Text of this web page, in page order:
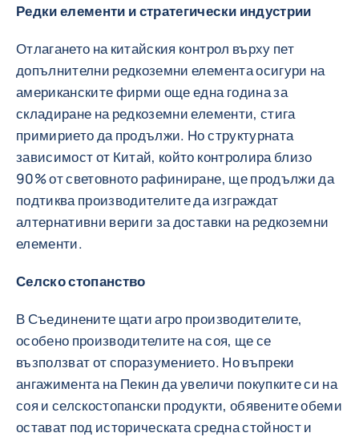
Редки елементи и стратегически индустрии
Отлагането на китайския контрол върху пет
допълнителни редкоземни елемента осигури на
американските фирми още една година за
складиране на редкоземни елементи, стига
примирието да продължи. Но структурната
зависимост от Китай, който контролира близо
90% от световното рафиниране, ще продължи да
подтиква производителите да изграждат
алтернативни вериги за доставки на редкоземни
елементи.
Селско стопанство
В Съединените щати агро производителите,
особено производителите на соя, ще се
възползват от споразумението. Но въпреки
ангажимента на Пекин да увеличи покупките си на
соя и селскостопански продукти, обявените обеми
остават под историческата средна стойност и